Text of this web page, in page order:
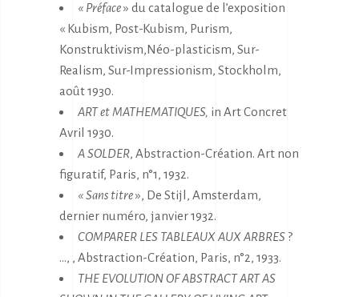
« Préface» du catalogue de l’exposition
« Kubism, Post-Kubism, Purism,
Konstruktivism,Néo-plasticism, Sur-
Realism, Sur-Impressionism, Stockholm,
août 1930.
ART et MATHEMATIQUES, in Art Concret
Avril 1930.
A SOLDER, Abstraction-Création. Art non
figuratif, Paris, n°1, 1932.
« Sans titre», De Stijl, Amsterdam,
dernier numéro, janvier 1932.
COMPARER LES TABLEAUX AUX ARBRES ?
…, , Abstraction-Création, Paris, n°2, 1933.
THE EVOLUTION OF ABSTRACT ART AS